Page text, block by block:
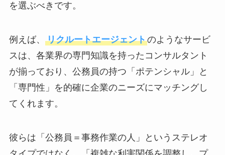
を選ぶべきです。
例えば、 リクルートエージェントのようなサービ
スは、各業界の専門知識を持ったコンサルタント
が揃っており、公務員の持つ「ポテンシャル」と
「専門性」を的確に企業のニーズにマッチングし
てくれます。
彼らは「公務員＝事務作業の人」というステレオ